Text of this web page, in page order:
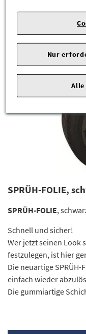
SPRÜH-FOLIE,
SPRÜH-FOLIE,
Schnell und sicher!
Wer jetzt seinen Look
festzulegen, ist hier
Die neuartige
einfach wieder
Die gummiartige
Nur
Alle